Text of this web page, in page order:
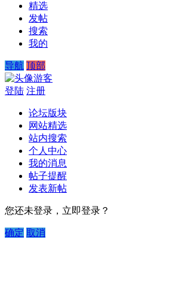
精选
发帖
搜索
我的
导航 顶部
游客
登陆 注册
论坛版块
网站精选
站内搜索
个人中心
我的消息
帖子提醒
发表新帖
您还未登录，立即登录？
确定 取消